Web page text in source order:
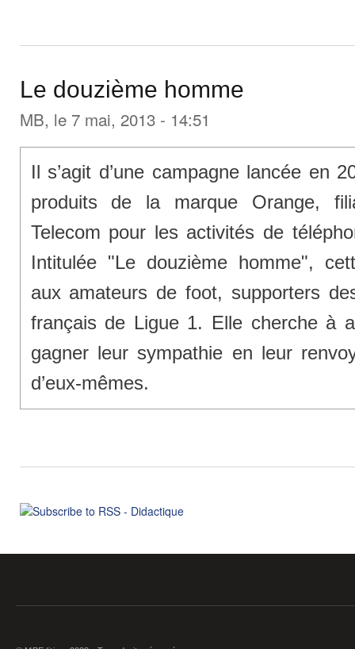
Le douzième homme
MB, le 7 mai, 2013 - 14:51
Il s’agit d’une campagne lancée en
produits de la marque Orange,
Telecom pour les activités de
Intitulée "Le douzième homme",
aux amateurs de foot, supporters
français de Ligue 1. Elle cherche à
gagner leur sympathie en leur
d’eux-mêmes.